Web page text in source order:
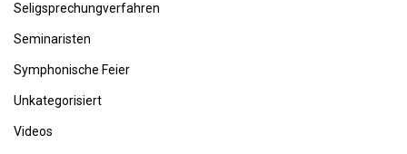
Seligsprechungverfahren
Seminaristen
Symphonische Feier
Unkategorisiert
Videos